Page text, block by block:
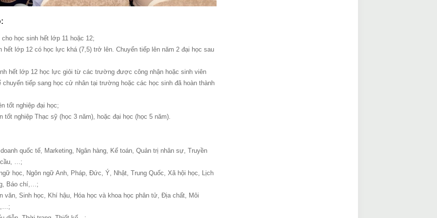
học sinh hết lớp 11 hoặc 12;
hết lớp 12 có học lực khá (7,5) trở lên. Chuyển tiếp lên năm 2 đại học sau
hết lớp 12 học lực giỏi từ các trường được công nhận hoặc sinh viên
tiếp sang học cử nhân tại trường hoặc các học sinh đã hoàn thành
tốt nghiệp đại học;
tốt nghiệp Thạc sỹ (học 3 năm), hoặc đại học (học 5 năm).
quốc tế, Marketing, Ngân hàng, Kế toán, Quản trị nhân sự, Truyền
cầu, …;
học, Ngôn ngữ Anh, Pháp, Đức, Ý, Nhật, Trung Quốc, Xã hội học, Lịch
Báo chí,…;
văn, Sinh học, Khí hậu, Hóa học và khoa học phân tử, Địa chất, Môi